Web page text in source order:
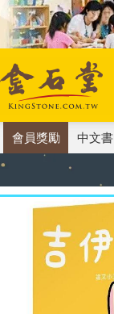
會員獎勵 中文書